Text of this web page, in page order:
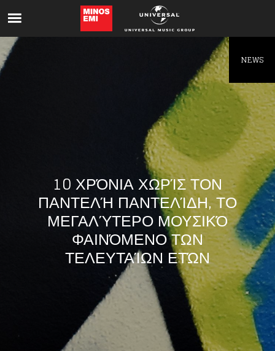
10 ΧΡΌΝΙΑ ΧΩΡΊΣ ΤΟΝ
ΠΑΝΤΕΛΉ ΠΑΝΤΕΛΊΔΗ, ΤΟ
ΜΕΓΑΛΎΤΕΡΟ ΜΟΥΣΙΚΌ
ΦΑΙΝΌΜΕΝΟ ΤΩΝ
ΤΕΛΕΥΤΑΊΩΝ ΕΤΏΝ
NEWS
Like being first?
Get news from your favorite artists before
everyone else.